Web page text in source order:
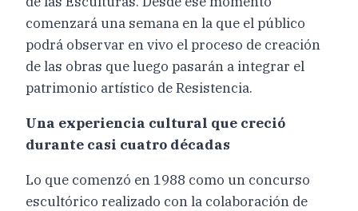
comenzará una semana en la que el público
podrá observar en vivo el proceso de creación
de las obras que luego pasarán a integrar el
patrimonio artístico de Resistencia.
Una experiencia cultural que creció
durante casi cuatro décadas
Lo que comenzó en 1988 como un concurso
escultórico realizado con la colaboración de